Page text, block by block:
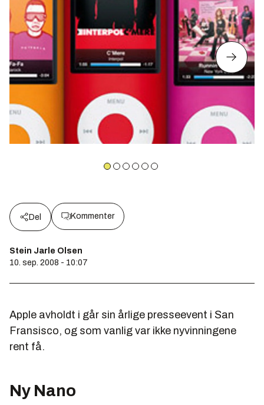
Del Kommenter
Stein Jarle Olsen
10. sep. 2008 - 10:07
Apple avholdt i går sin årlige presseevent i San
Fransisco, og som vanlig var ikke nyvinningene
rent få.
Ny Nano